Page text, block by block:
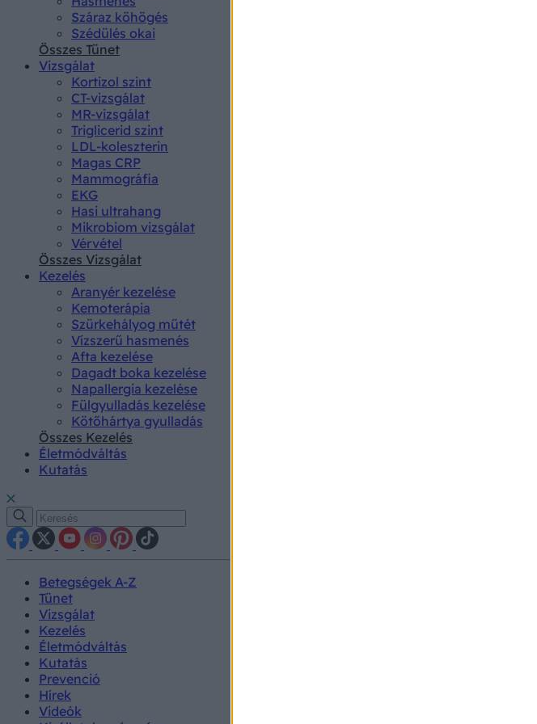
Száraz köhögés
Szédülés okai
Összes Tünet
Vizsgálat
Kortizol szint
CT-vizsgálat
MR-vizsgálat
Triglicerid szint
LDL-koleszterin
Magas CRP
Mammográfia
EKG
Hasi ultrahang
Mikrobiom vizsgálat
Vérvétel
Összes Vizsgálat
Kezelés
Aranyér kezelése
Kemoterápia
Szürkehályog műtét
Vízszerű hasmenés
Afta kezelése
Dagadt boka kezelése
Napallergia kezelése
Fülgyulladás kezelése
Kötőhártya gyulladás
Összes Kezelés
Életmódváltás
Kutatás
Betegségek A-Z
Tünet
Vizsgálat
Kezelés
Életmódváltás
Kutatás
Prevenció
Hírek
Videók